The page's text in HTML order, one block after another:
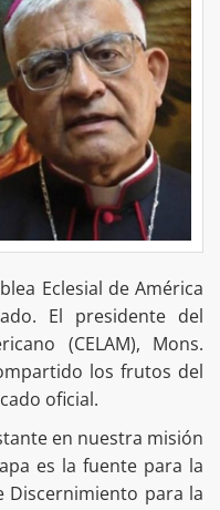
Eclesial de América
El presidente del
(CELAM), Mons.
los frutos del
oficial.
en nuestra misión
es la fuente para la
Discernimiento para la